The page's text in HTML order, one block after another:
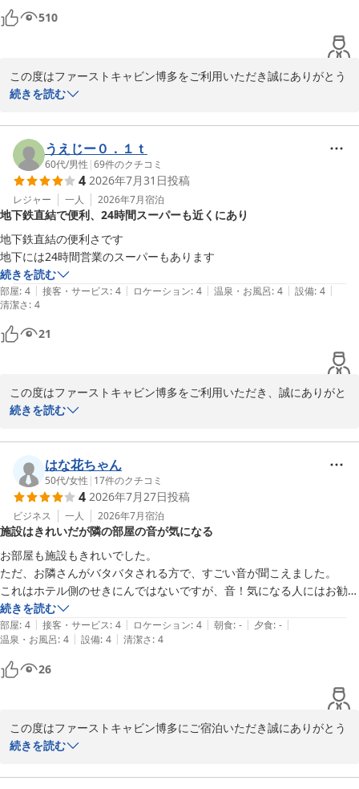
510
この度はファーストキャビン博多をご利用いただき誠にありがとう
ございます。
お部屋の広さにご満足いただけたとのこと、大変嬉しく思います。
また当館の構造上周囲の音が響きやすく、ごゆっくりお休みいただ
けず、ご不便をおかけしてしまう結果となってしまい誠に申し訳ご
ざいません。
館内巡回やお声掛けを強化し、お客様に少しでも快適にお過ごしい
ただけるようスタッフ一同努めてまいります。
この度は貴重なご意見をいただきまして、誠にありがとうございま
した。
また機会がございましたら、ご利用いただけますと幸いでございま
す。
ファーストキャビン博多
続きを読む
うえじー０．１ｔ
60代/男性 |69件のクチコミ
4 2026年7月31日投稿
レジャー 一人 2026年7月宿泊
地下鉄直結で便利、24時間スーパーも近くにあり
地下鉄直結の便利さです
地下には24時間営業のスーパーもあります
続きを読む
部屋: 4 | 接客・サービス: 4 | ロケーション: 4 | 温泉・お風呂: 4 | 設備: 4 |
清潔さ: 4
21
この度はファーストキャビン博多をご利用いただき、誠にありがと
うございます。
当施設は地下鉄空港線　中洲川端駅４番出口直結という立地にあ
り、近隣のスーパー含め、お客様に快適にお過ごしいただけたよう
で何よりでございます。
また博多へお越しの際は、ぜひ当施設をご利用ください。
スタッフ一同、またのお越しを心よりお待ち申し上げております。
ファーストキャビン博多
2026-08-03
続きを読む
はな花ちゃん
50代/女性 | 17件のクチコミ
4 2026年7月27日投稿
ビジネス 一人 2026年7月宿泊
施設はきれいだが隣の部屋の音が気になる
お部屋も施設もきれいでした。
ただ、お隣さんがバタバタされる方で、すごい音が聞こえました。
これはホテル側のせきにんではないですが、音！気になる人にはお勧め
続きを読む
部屋: 4 | 接客・サービス: 4 | ロケーション: 4 | 朝食: - | 夕食: - |
温泉・お風呂: 4 | 設備: 4 | 清潔さ: 4
26
この度はファーストキャビン博多にご宿泊いただき誠にありがとう
ございます。
ご滞在中は周囲の物音によりご不便をお掛けし、申し訳ございませ
続きを読む